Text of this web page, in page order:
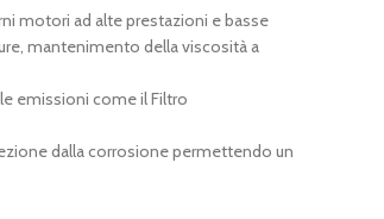
motori ad alte prestazioni e basse
mantenimento della viscosità a
emissioni come il Filtro
dalla corrosione permettendo un